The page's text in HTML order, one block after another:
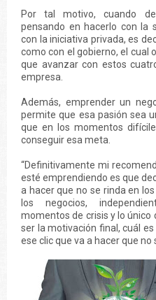
Por tal motivo, cuando
pensando en hacerlo con la
con la iniciativa privada, es
como con el gobierno, el cual
que avanzar con estos
empresa.
Además, emprender un
permite que esa pasión sea
que en los momentos
conseguir esa meta.
“Definitivamente mi
esté emprendiendo es que
a hacer que no se rinda en
los negocios,
momentos de crisis y lo único
ser la motivación final, cuál
ese clic que va a hacer que no